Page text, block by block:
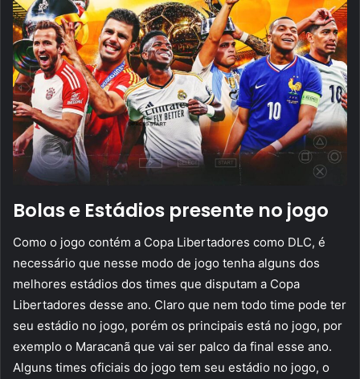
Bolas e Estádios presente no jogo
Como o jogo contém a Copa Libertadores como DLC, é
necessário que nesse modo de jogo tenha alguns dos
melhores estádios dos times que disputam a Copa
Libertadores desse ano. Claro que nem todo time pode ter
seu estádio no jogo, porém os principais está no jogo, por
exemplo o Maracanã que vai ser palco da final esse ano.
Alguns times oficiais do jogo tem seu estádio no jogo, o